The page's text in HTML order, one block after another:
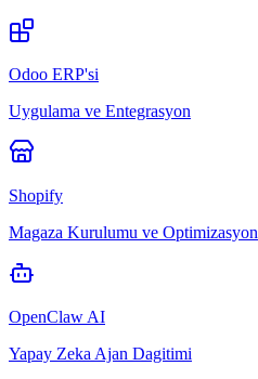
Odoo ERP'si
Uygulama ve Entegrasyon
Shopify
Magaza Kurulumu ve Optimizasyon
OpenClaw AI
Yapay Zeka Ajan Dagitimi